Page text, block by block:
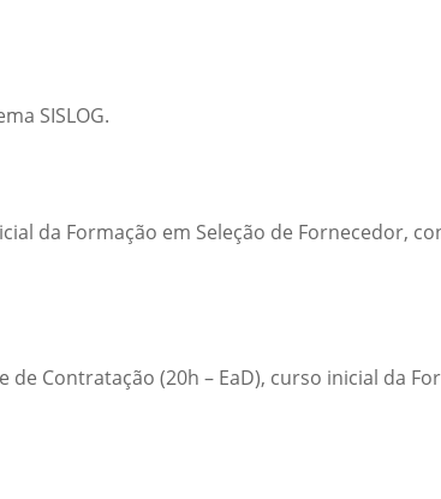
SISLOG.
da Formação em Seleção de Fornecedor,
Contratação (20h – EaD), curso inicial da